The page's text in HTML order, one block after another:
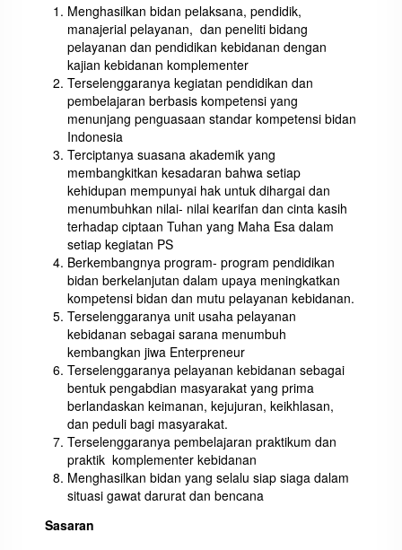
Menghasilkan bidan pelaksana, pendidik,
manajerial pelayanan, dan peneliti bidang
pelayanan dan pendidikan kebidanan dengan
kajian kebidanan komplementer
Terselenggaranya kegiatan pendidikan dan
pembelajaran berbasis kompetensi yang
menunjang penguasaan standar kompetensi bidan
Indonesia
Terciptanya suasana akademik yang
membangkitkan kesadaran bahwa setiap
kehidupan mempunyai hak untuk dihargai dan
menumbuhkan nilai- nilai kearifan dan cinta kasih
terhadap ciptaan Tuhan yang Maha Esa dalam
setiap kegiatan PS
Berkembangnya program- program pendidikan
bidan berkelanjutan dalam upaya meningkatkan
kompetensi bidan dan mutu pelayanan kebidanan.
Terselenggaranya unit usaha pelayanan
kebidanan sebagai sarana menumbuh
kembangkan jiwa Enterpreneur
Terselenggaranya pelayanan kebidanan sebagai
bentuk pengabdian masyarakat yang prima
berlandaskan keimanan, kejujuran, keikhlasan,
dan peduli bagi masyarakat.
Terselenggaranya pembelajaran praktikum dan
praktik komplementer kebidanan
Menghasilkan bidan yang selalu siap siaga dalam
situasi gawat darurat dan bencana
Sasaran